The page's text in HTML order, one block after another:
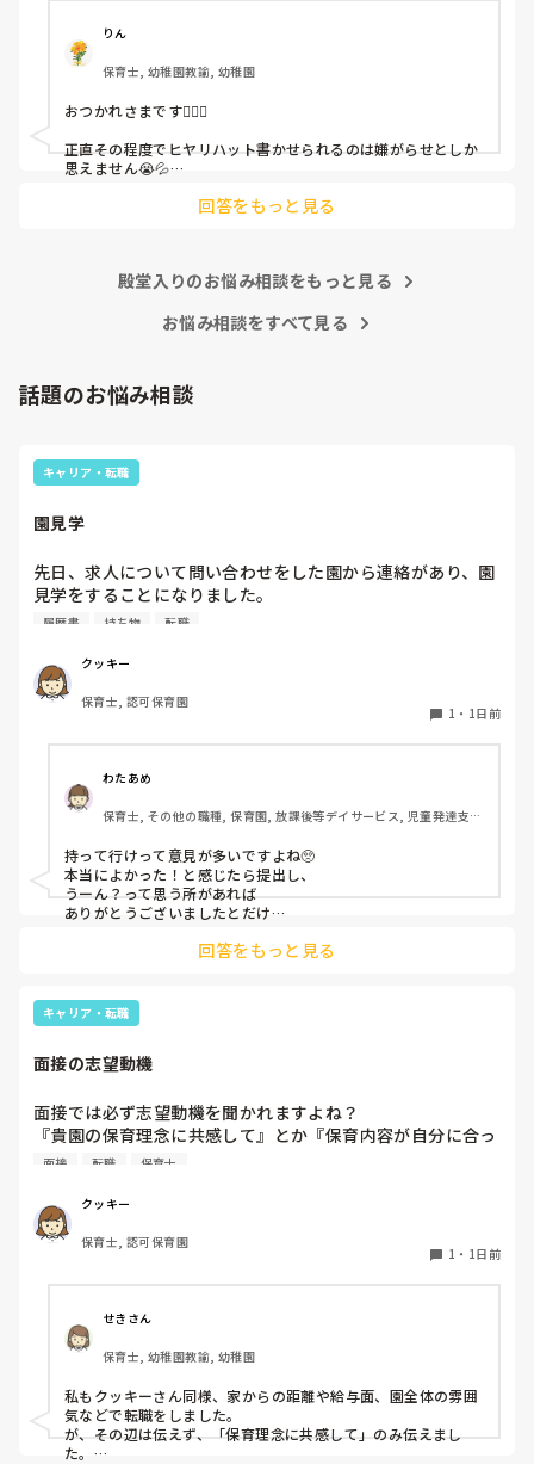
ちゃんと考えて対策を練って書き込むようにと。
呼ばれて一緒に対策を考えさせられること多数
これだけで30〜40分拘束されて辛いです
皆さんの園はどうですか?
りん
保育士, 幼稚園教諭, 幼稚園
おつかれさまです🙇🏻‍♀️
正直その程度でヒヤリハット書かせられるのは嫌がらせとしか
思えません😭💦
回答をもっと見る
殿堂入りのお悩み相談をもっと見る
お悩み相談をすべて見る
話題のお悩み相談
キャリア・転職
園見学
先日、求人について問い合わせをした園から連絡があり、園
見学をすることになりました。
私としては求人に応募したという認識ですが、『園見学をご
問しましたが、見学なので特にありませんとのこと
このような場合は本当に見学だけで終了なのでしょうか？
でしょうか？
履歴書 持ち物 転職
クッキー
保育士, 認可保育園
1 ・ 1日前
わたあめ
保育士, その他の職種, 保育園, 放課後等デイサービス, 児童発達支援
持って行けって意見が多いですよね🥺
本当によかった！と感じたら提出し、
うーん？って思う所があれば
ありがとうございましたとだけ
回答をもっと見る
キャリア・転職
面接の志望動機
面接では必ず志望動機を聞かれますよね？
『貴園の保育理念に共感して』とか『保育内容が自分に合っ
てると思いました』等々が多いかと思いますが、実際はどう
私自身、園の雰囲気とか園の規模、保育内容は勘案しますが
正直なところ、家から通いやすいか、給与はどうか…という
ところに重きを置いています
皆さんは、志望動機をどのように答えていますか？また、本
音はどうですか？
面接 転職 保育士
クッキー
保育士, 認可保育園
1 ・ 1日前
せきさん
保育士, 幼稚園教諭, 幼稚園
私もクッキーさん同様、家からの距離や給与面、園全体の雰囲
気などで転職をしました。
が、その辺は伝えず、「保育理念に共感して」のみ伝えまし
た。